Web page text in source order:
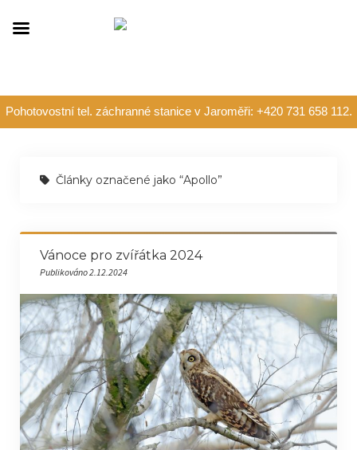
Pohotovostní tel. záchranné stanice v Jaroměři: +420 731 658 112.
Články označené jako “Apollo”
Vánoce pro zvířátka 2024
Publikováno 2.12.2024